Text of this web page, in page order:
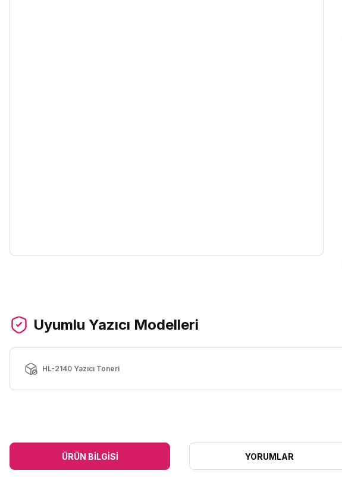
Uyumlu Yazıcı Modelleri
HL-2140 Yazıcı Toneri
ÜRÜN BILGISI YORUMLAR